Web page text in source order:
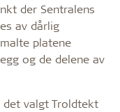
der Sentralens
av dårlig
platene
og de delene av
det valgt Troldtekt